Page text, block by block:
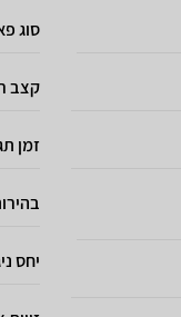
סוג
קצב
זמן
יחס